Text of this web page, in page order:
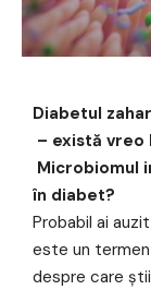
Diabetul
– există vreo
Microbiomul
în diabet?
Probabil ai
este un
despre care